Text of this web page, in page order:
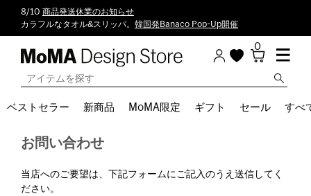
8/10 商品発送休業のお知らせ
カラフルなタオル&スリッパ。 韓国発Banaco Pop-Up開催
0
ベストセラー 新商品 MoMA限定 ギフト セール すべ
お問い合わせ
当店へのご要望は、下記フォームにご記入のうえ送信してく
ださい。